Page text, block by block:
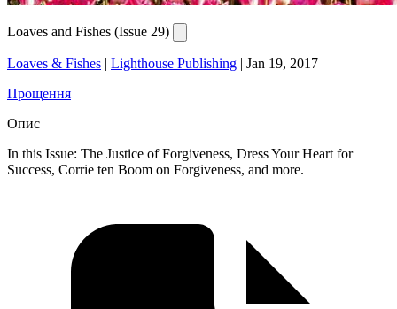
Loaves and Fishes (Issue 29)
Loaves & Fishes | Lighthouse Publishing | Jan 19, 2017
Прощення
Опис
In this Issue: The Justice of Forgiveness, Dress Your Heart for
Success, Corrie ten Boom on Forgiveness, and more.